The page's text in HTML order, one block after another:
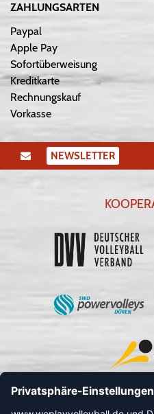
ZAHLUNGSARTEN
Paypal
Apple Pay
Sofortüberweisung
Kreditkarte
Rechnungskauf
Vorkasse
NEWSLETTER